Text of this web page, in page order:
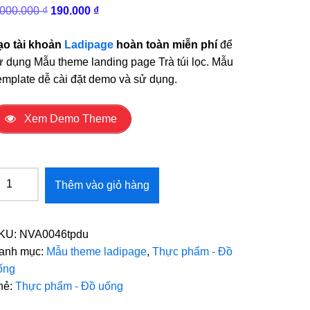
₫ Giá
là:
2.000.000 ₫.
190.000 ₫Giá
tại
là:
190.000 ₫.
tài khoản Ladipage hoàn toàn miễn phí để
dụng Mẫu theme landing page Trà túi lọc. Mẫu
dễ cài đặt demo và sử dụng.
Xem Demo Theme
Thêm vào giỏ hàng
NVA0046tpdu
mục: Mẫu theme ladipage, Thực phẩm - Đồ
Thực phẩm - Đồ uống